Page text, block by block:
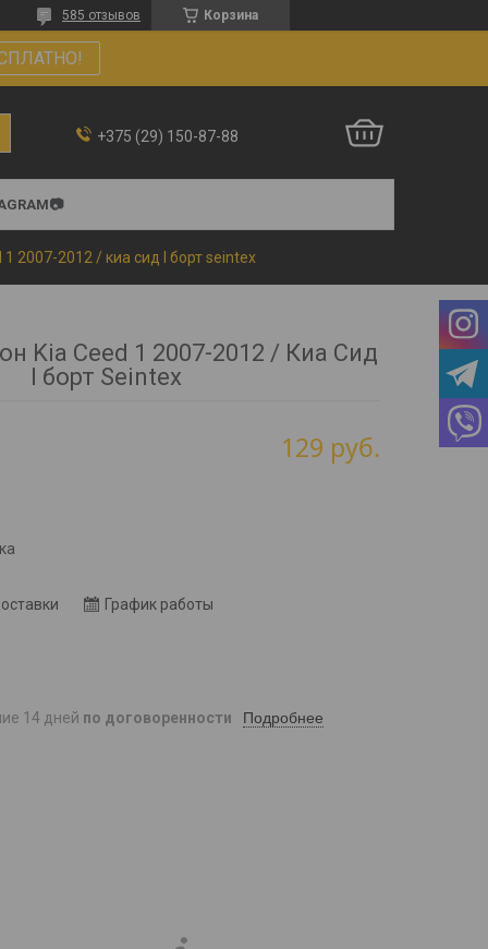
Корзина
585 отзывов
+375 (29) 150-87-88
2007-2012 / киа сид l борт seintex
Kia Ceed 1 2007-2012 / Киа Сид
l борт Seintex
129 руб.
График работы
14 дней по договоренности Подробнее